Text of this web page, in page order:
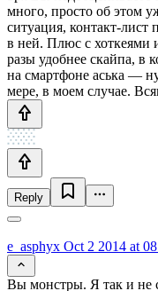
много, просто об этом
ситуация, контакт-лист
в ней. Плюс с
разы удобнее скайпа, в
на смартфоне аська —
мере, в моем случае.
Reply
e_asphyx Oct 2 2014 at
Вы монстры. Я так и не